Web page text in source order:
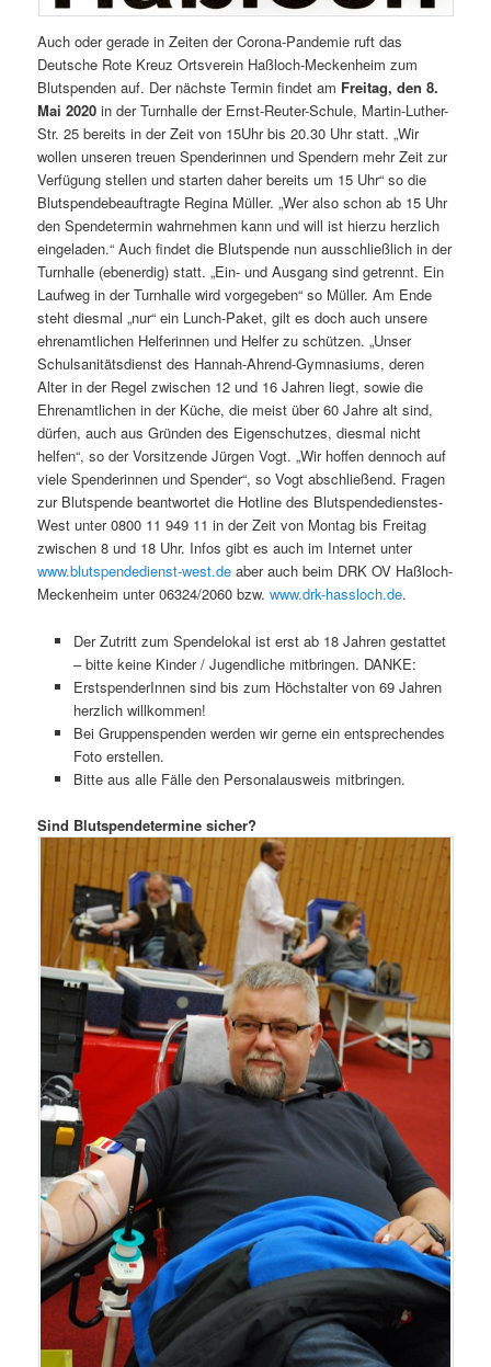
Auch oder gerade in Zeiten der Corona-Pandemie ruft das
Deutsche Rote Kreuz Ortsverein Haßloch-Meckenheim zum
Blutspenden auf. Der nächste Termin findet am Freitag, den 8.
Mai 2020in der Turnhalle der Ernst-Reuter-Schule, Martin-Luther-
Str. 25 bereits in der Zeit von 15Uhr bis 20.30 Uhr statt. „Wir
wollen unseren treuen Spenderinnen und Spendern mehr Zeit zur
Verfügung stellen und starten daher bereits um 15 Uhr“ so die
Blutspendebeauftragte Regina Müller. „Wer also schon ab 15 Uhr
den Spendetermin wahrnehmen kann und will ist hierzu herzlich
eingeladen.“ Auch findet die Blutspende nun ausschließlich in der
Turnhalle (ebenerdig) statt. „Ein- und Ausgang sind getrennt. Ein
Laufweg in der Turnhalle wird vorgegeben“ so Müller. Am Ende
steht diesmal „nur“ ein Lunch-Paket, gilt es doch auch unsere
ehrenamtlichen Helferinnen und Helfer zu schützen. „Unser
Schulsanitätsdienst des Hannah-Ahrend-Gymnasiums, deren
Alter in der Regel zwischen 12 und 16 Jahren liegt, sowie die
Ehrenamtlichen in der Küche, die meist über 60 Jahre alt sind,
dürfen, auch aus Gründen des Eigenschutzes, diesmal nicht
helfen“, so der Vorsitzende Jürgen Vogt. „Wir hoffen dennoch auf
viele Spenderinnen und Spender“, so Vogt abschließend. Fragen
zur Blutspende beantwortet die Hotline des Blutspendedienstes-
West unter 0800 11 949 11 in der Zeit von Montag bis Freitag
zwischen 8 und 18 Uhr. Infos gibt es auch im Internet unter
www.blutspendedienst-west.de aber auch beim DRK OV Haßloch-
Meckenheim unter 06324/2060 bzw.www.drk-hassloch.de.
Der Zutritt zum Spendelokal ist erst ab 18 Jahren gestattet
– bitte keine Kinder / Jugendliche mitbringen. DANKE:
ErstspenderInnen sind bis zum Höchstalter von 69 Jahren
herzlich willkommen!
Bei Gruppenspenden werden wir gerne ein entsprechendes
Foto erstellen.
Bitte aus alle Fälle den Personalausweis mitbringen.
Sind Blutspendetermine sicher?